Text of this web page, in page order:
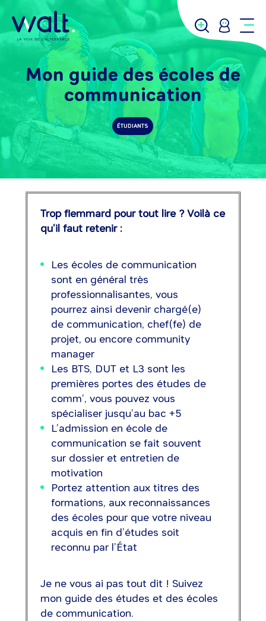
Mon guide des écoles de
communication
ÉTUDIANTS
Trop flemmard pour tout lire ? Voilà ce
qu’il faut retenir :
Les écoles de communication
sont en général très
professionnalisantes, vous
pourrez ainsi devenir chargé(e)
de communication, chef(fe) de
projet, ou encore community
manager
Les BTS, DUT et L3 sont les
premières portes des études de
comm’, vous pouvez vous
spécialiser jusqu’au bac +5
L’admission en école de
communication se fait souvent
sur dossier et entretien de
motivation
Portez attention aux titres des
formations, aux reconnaissances
des écoles pour que votre niveau
acquis en fin d’études soit
reconnu par l’État
Je ne vous ai pas tout dit ! Suivez
mon guide des études et des écoles
de communication.